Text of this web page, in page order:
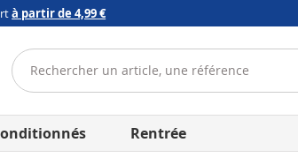
à partir de 4,99 €
Rentrée